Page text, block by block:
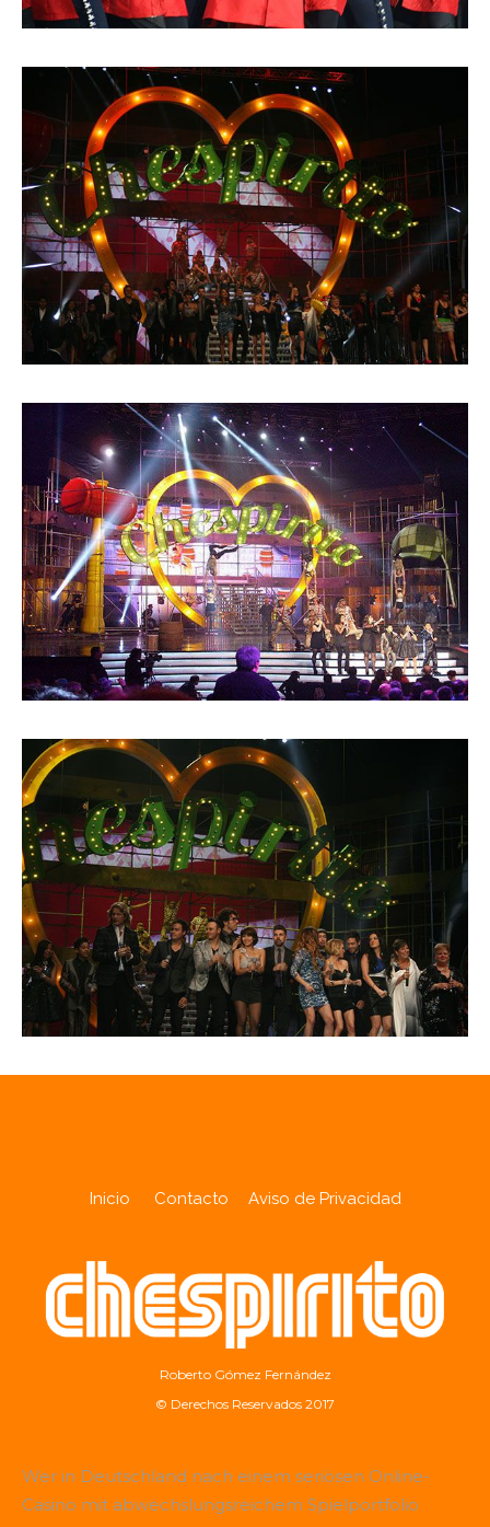
Inicio Contacto Aviso de Privacidad
Roberto Gómez Fernández
© Derechos Reservados 2017
Wer in Deutschland nach einem seriösen Online-
Casino mit abwechslungsreichem Spielportfolio